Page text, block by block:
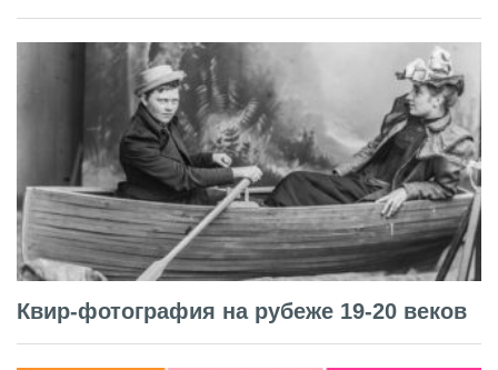
Квир-фотография на рубеже 19-20 веков